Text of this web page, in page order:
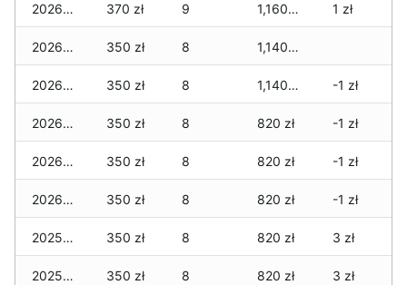
2026-01-06 370 zł 9 1,160 zł 1 zł
2026-01-05 350 zł 8 1,140 zł
2026-01-04 350 zł 8 1,140 zł -1 zł
2026-01-03 350 zł 8 820 zł -1 zł
2026-01-02 350 zł 8 820 zł -1 zł
2026-01-01 350 zł 8 820 zł -1 zł
2025-12-31 350 zł 8 820 zł 3 zł
2025-12-30 350 zł 8 820 zł 3 zł